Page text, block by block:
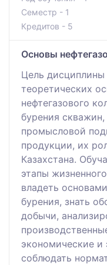
Семестр - 1
Кредитов - 5
Основы
Цель
теоретических
нефтегазового
бурения
промысловой
продукции, их
Казахстана.
этапы
владеть
бурения, знать
добычи,
экономические и
соблюдать